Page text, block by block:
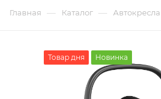
Главная — Каталог — Автокресла
Товар дня Новинка